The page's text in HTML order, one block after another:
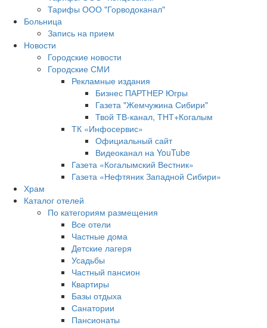
Тарифы ООО "Горводоканал"
Больница
Запись на прием
Новости
Городские новости
Городские СМИ
Рекламные издания
Бизнес ПАРТНЕР Югры
Газета "Жемчужина Сибири"
Твой ТВ-канал, ТНТ+Когалым
ТК «Инфосервис»
Официальный сайт
Видеоканал на YouTube
Газета «Когалымский Вестник»
Газета «Нефтяник Западной Сибири»
Храм
Каталог отелей
По категориям размещения
Все отели
Частные дома
Детские лагеря
Усадьбы
Частный пансион
Квартиры
Базы отдыха
Санатории
Пансионаты